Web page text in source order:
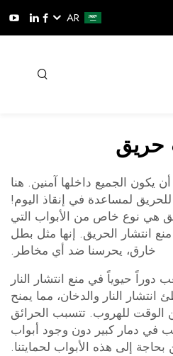
AR
حريق
يكون الجميع داخلها آمنين. هنا
لمساعدة في إنقاذ اليوم!
هي نوع خاص من الأبواب التي
انتشار الحريق. إنها مثل بطل
خارق، يحرسنا ضد أي مخاطر.
دوراً حيوياً في منع انتشار النار
النار والدخان، مما يمنح
الوقت للهروب. تتسبب الحرائق
في دمار كبير دون وجود أبواب
إلى هذه الأبواب لحمايتنا.